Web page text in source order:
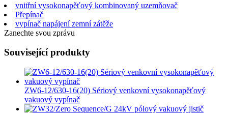
vnitřní vysokonapěťový kombinovaný uzemňovač
Přepínač
vypínač napájení zemní zátěže
Zanechte svou zprávu
Související produkty
ZW6-12/630-16(20) Sériový venkovní vysokonapěťový
vakuový vypínač